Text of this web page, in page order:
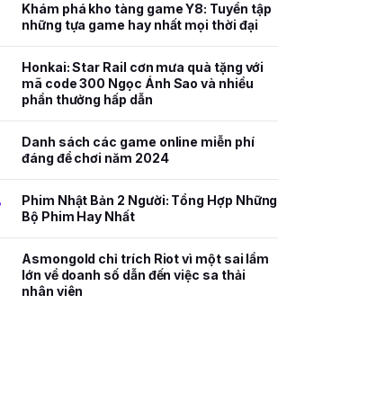
Khám phá kho tàng game Y8: Tuyển tập
những tựa game hay nhất mọi thời đại
Honkai: Star Rail cơn mưa quà tặng với
mã code 300 Ngọc Ánh Sao và nhiều
phần thưởng hấp dẫn
Danh sách các game online miễn phí
đáng để chơi năm 2024
Phim Nhật Bản 2 Người: Tổng Hợp Những
Bộ Phim Hay Nhất
Asmongold chỉ trích Riot vì một sai lầm
lớn về doanh số dẫn đến việc sa thải
nhân viên